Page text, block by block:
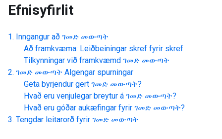
Efnisyfirlit
Inngangur að ገመድ መውጣት
Að framkvæma: Leiðbeiningar skref fyrir skref
Tilkynningar við framkvæmd ገመድ መውጣት
ገመድ መውጣት Algengar spurningar
Geta byrjendur gert ገመድ መውጣት?
Hvað eru venjulegar breytur á ገመድ መውጣት?
Hvað eru góðar aukæfingar fyrir ገመድ መውጣት?
Tengdar leitarorð fyrir ገመድ መውጣት